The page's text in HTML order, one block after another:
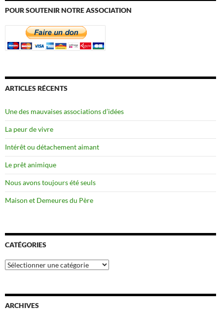
POUR SOUTENIR NOTRE ASSOCIATION
ARTICLES RÉCENTS
Une des mauvaises associations d’idées
La peur de vivre
Intérêt ou détachement aimant
Le prêt animique
Nous avons toujours été seuls
Maison et Demeures du Père
CATÉGORIES
Catégories
ARCHIVES